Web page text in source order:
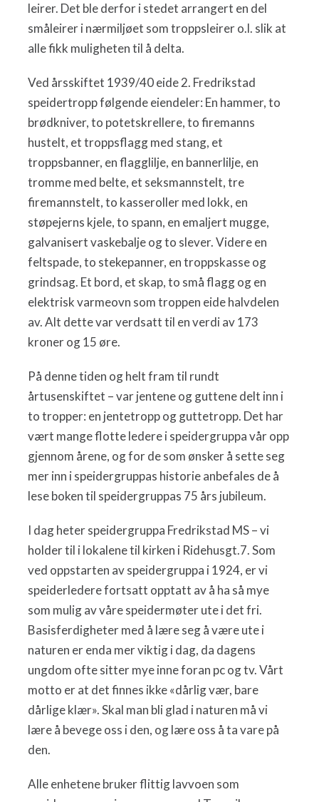
leirer. Det ble derfor i stedet arrangert en del
småleirer i nærmiljøet som troppsleirer o.l. slik at
alle fikk muligheten til å delta.
Ved årsskiftet 1939/40 eide 2. Fredrikstad
speidertropp følgende eiendeler: En hammer, to
brødkniver, to potetskrellere, to firemanns
hustelt, et troppsflagg med stang, et
troppsbanner, en flagglilje, en bannerlilje, en
tromme med belte, et seksmannstelt, tre
firemannstelt, to kasseroller med lokk, en
støpejerns kjele, to spann, en emaljert mugge,
galvanisert vaskebalje og to slever. Videre en
feltspade, to stekepanner, en troppskasse og
grindsag. Et bord, et skap, to små flagg og en
elektrisk varmeovn som troppen eide halvdelen
av. Alt dette var verdsatt til en verdi av 173
kroner og 15 øre.
På denne tiden og helt fram til rundt
årtusenskiftet – var jentene og guttene delt inn i
to tropper: en jentetropp og guttetropp. Det har
vært mange flotte ledere i speidergruppa vår opp
gjennom årene, og for de som ønsker å sette seg
mer inn i speidergruppas historie anbefales de å
lese boken til speidergruppas 75 års jubileum.
I dag heter speidergruppa Fredrikstad MS – vi
holder til i lokalene til kirken i Ridehusgt.7. Som
ved oppstarten av speidergruppa i 1924, er vi
speiderledere fortsatt opptatt av å ha så mye
som mulig av våre speidermøter ute i det fri.
Basisferdigheter med å lære seg å være ute i
naturen er enda mer viktig i dag, da dagens
ungdom ofte sitter mye inne foran pc og tv. Vårt
motto er at det finnes ikke «dårlig vær, bare
dårlige klær». Skal man bli glad i naturen må vi
lære å bevege oss i den, og lære oss å ta vare på
den.
Alle enhetene bruker flittig lavvoen som